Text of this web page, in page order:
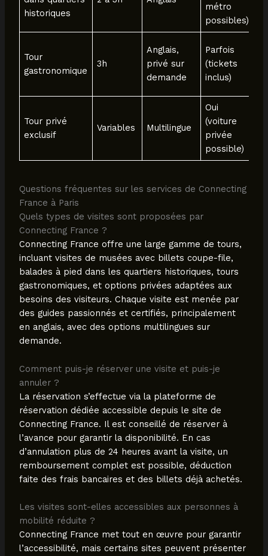
historiques
métro
possibles)
Tour
gastronomique
3h
Anglais,
privé sur
demande
Parfois
(tickets
inclus)
Tour privé
exclusif
Variables Multilingue
Oui
(voiture
privée
possible)
Questions fréquentes sur les services de Connecting
France à Paris
Quels types de visites sont proposées par
Connecting France ?
Connecting France offre une large gamme de tours,
incluant visites de musées avec billets coupe-file,
balades à pied dans les quartiers historiques, tours
gastronomiques, et options privées adaptées aux
besoins des visiteurs. Chaque visite est menée par
des guides passionnés et certifiés, principalement
en anglais, avec des options multilingues sur
demande.
Comment puis-je réserver une visite et puis-je
annuler ?
La réservation s’effectue via la plateforme de
réservation dédiée accessible depuis le site de
Connecting France. Il est conseillé de réserver à
l’avance pour garantir la disponibilité. En cas
d’annulation plus de 24 heures avant la visite, un
remboursement complet est possible, déduction
faite des frais bancaires et des billets déjà achetés.
Les visites sont-elles accessibles aux personnes à
mobilité réduite ?
Connecting France met tout en œuvre pour garantir
l’accessibilité, mais certains sites peuvent présenter